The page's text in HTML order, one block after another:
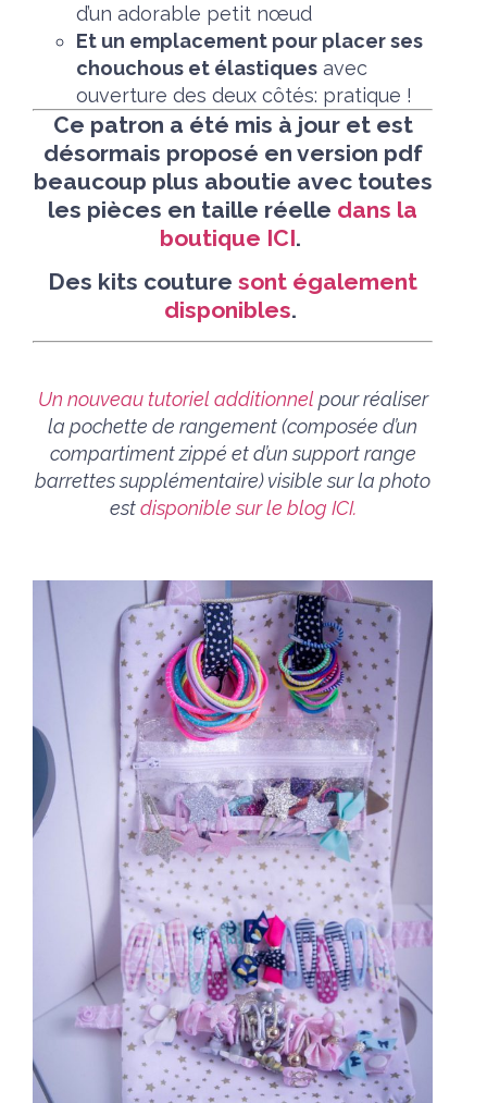
d’un adorable petit nœud
Et un emplacement pour placer ses
chouchous et élastiques avec
ouverture des deux côtés: pratique !
Ce patron a été mis à jour et est
désormais proposé en version pdf
beaucoup plus aboutie avec toutes
les pièces en taille réelle dans la
boutique ICI.
Des kits couture sont également
disponibles.
Un nouveau tutoriel additionnelpour réaliser
la pochette de rangement (composée d’un
compartiment zippé et d’un support range
barrettes supplémentaire) visible sur la photo
estdisponible sur le blog ICI.